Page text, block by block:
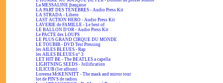
La MESSALINE française
LA PART DES TÉNÈBRES - Audio Press Kit
LA STRADA - Libero
LAST ACTION HERO - Audio Press Kit
LAVERIE de FAMILLE - Le best of
LE BALLON D'OR - Audio Press Kit
Le PACTE des LOUPS
LE PLUS GRAND CIRQUE DU MONDE
LE TOUBIB - DVD Test Pressing
les AILES BLEUES - Rap
les AILES BLEUES n° 3
LET HIT BE - The BEATLES a capella
LIGHTNING SEEDS - Jollification
LILICUB (1er album)
Loreena McKENNITT - The mask and mirror tour
lot de PIN'S de radios